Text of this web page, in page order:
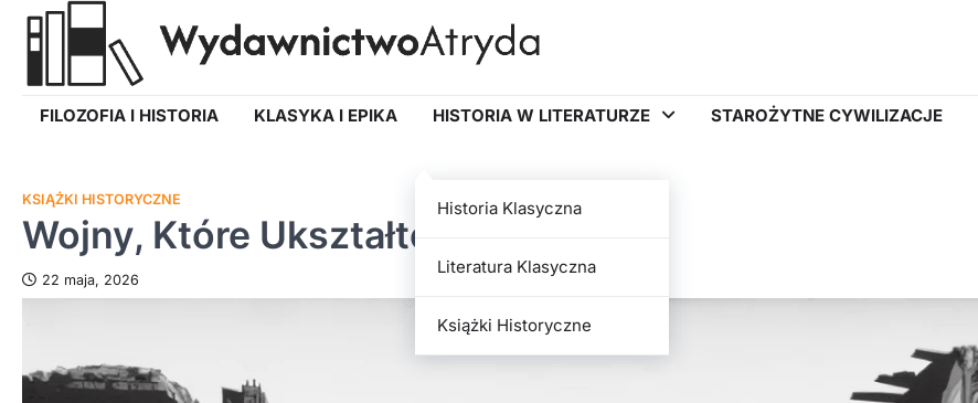
Skip
FILOZOFIA I HISTORIA KLASYKA I EPIKA HISTORIA W LITERATURZE
Historia Klasyczna
Literatura Klasyczna
Książki Historyczne
STAROŻYTNE CYWILIZACJE
KSIĄŻKI HISTORYCZNE
Wojny, Które Ukształtowały Europę
22 maja, 2026